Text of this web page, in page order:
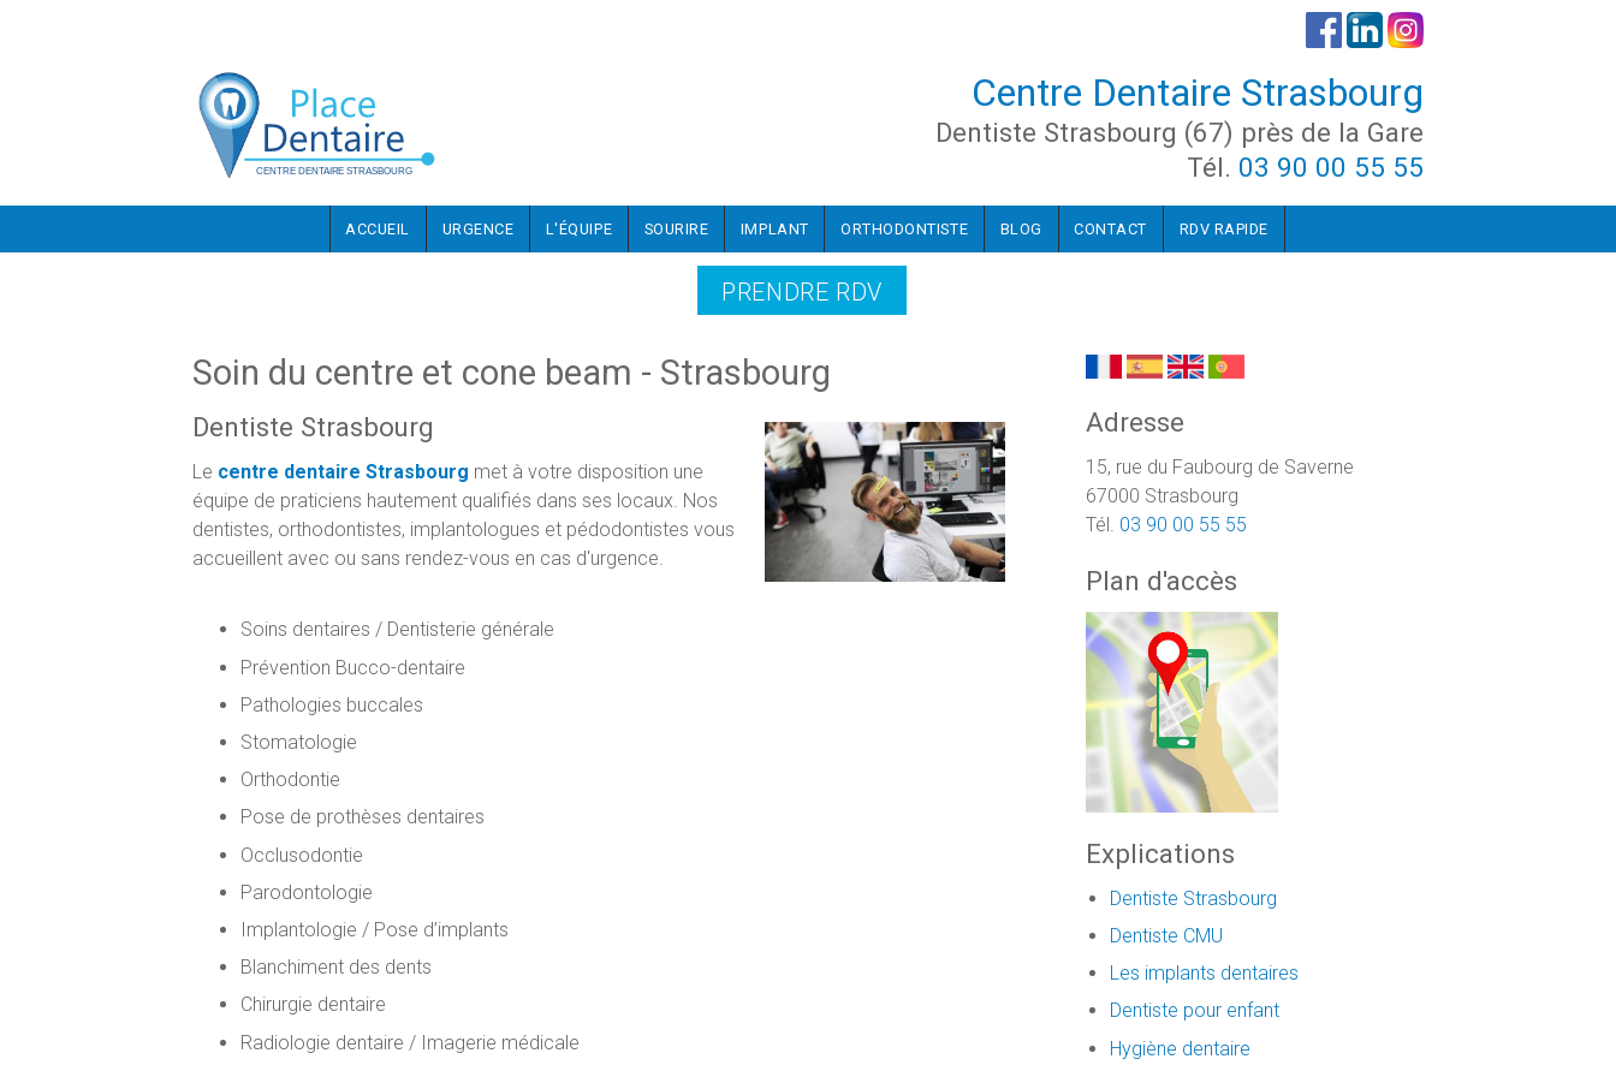
Centre Dentaire Strasbourg
Dentiste Strasbourg (67) près de la Gare
Tél. 03 90 00 55 55
ACCUEIL URGENCE L'ÉQUIPE SOURIRE IMPLANT ORTHODONTISTE BLOG CONTACT RDV RAPIDE
PRENDRE RDV
Soin du centre et cone beam - Strasbourg
Dentiste Strasbourg
Le centre dentaire Strasbourg met à votre disposition une
équipe de praticiens hautement qualifiés dans ses locaux. Nos
dentistes, orthodontistes, implantologues et pédodontistes vous
accueillent avec ou sans rendez-vous en cas d'urgence.
Soins dentaires / Dentisterie générale
Prévention Bucco-dentaire
Pathologies buccales
Stomatologie
Orthodontie
Pose de prothèses dentaires
Occlusodontie
Parodontologie
Implantologie / Pose d’implants
Blanchiment des dents
Chirurgie dentaire
Radiologie dentaire / Imagerie médicale
Adresse
15, rue du Faubourg de Saverne
67000 Strasbourg
Tél. 03 90 00 55 55
Plan d'accès
Explications
Dentiste Strasbourg
Dentiste CMU
Les implants dentaires
Dentiste pour enfant
Hygiène dentaire